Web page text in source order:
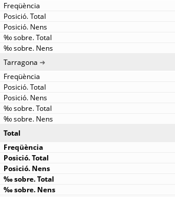
Tarragona
Total